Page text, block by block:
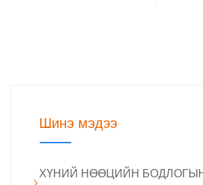
Шинэ мэдээ
ХҮНИЙ НӨӨЦИЙН